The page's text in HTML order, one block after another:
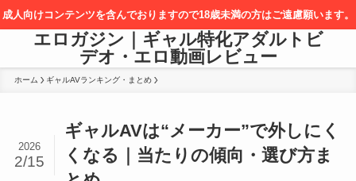
成人向けコンテンツを含んでおりますので18歳未満の方はご遠慮願います。
エロガジン｜ギャル特化アダルトビ
デオ・エロ動画レビュー
ホーム ギャルAVランキング・まとめ
ギャルAVは“メーカー”で外しにく
くなる｜当たりの傾向・選び方ま
2026
2/15